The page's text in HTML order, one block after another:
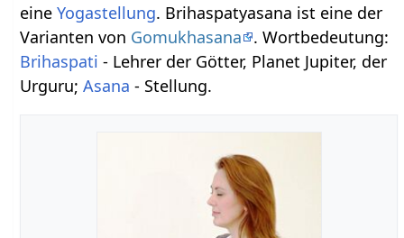
eineYogastellung. Brihaspatyasana ist eine der
Varianten von Gomukhasana
. Wortbedeutung:
Brihaspati - Lehrer der Götter, Planet Jupiter, der
Urguru;Asana - Stellung.